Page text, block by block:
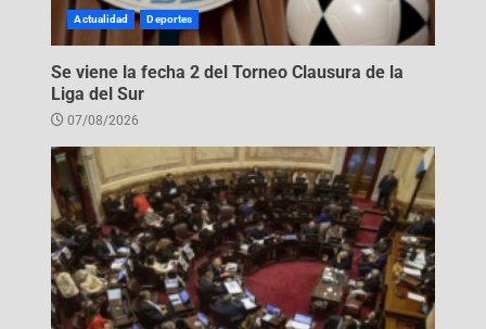
Actualidad Deportes
Se viene la fecha 2 del Torneo Clausura de la
Liga del Sur
07/08/2026